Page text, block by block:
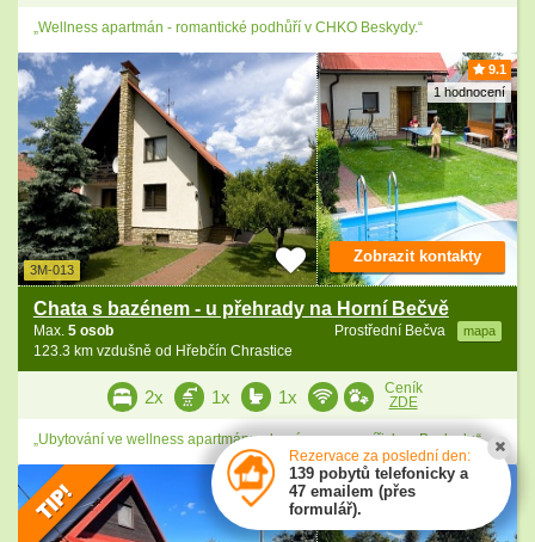
„Wellness apartmán - romantické podhůří v CHKO Beskydy.“
9.1
1 hodnocení
3M-013
Chata s bazénem - u přehrady na Horní Bečvě
Prostřední Bečva mapa
Max. 5 osob
123.3 km vzdušně od Hřebčín Chrastice
Zobrazit kontakty
2x 1x 1x
Ceník
ZDE
„Ubytování ve wellness apartmánu - bazén, sauna, vířivka - Beskydy.“
Rezervace za poslední den:
139 pobytů telefonicky a
47 emailem (přes
formulář).